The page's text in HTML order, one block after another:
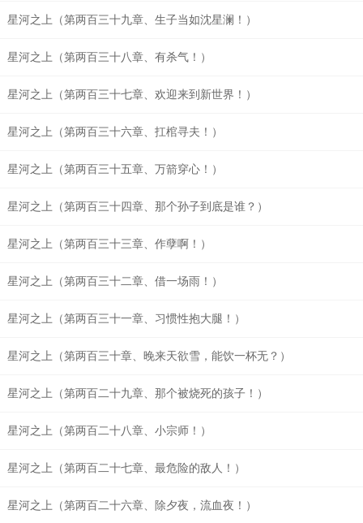
星河之上（第两百三十九章、生子当如沈星澜！）
星河之上（第两百三十八章、有杀气！）
星河之上（第两百三十七章、欢迎来到新世界！）
星河之上（第两百三十六章、扛棺寻夫！）
星河之上（第两百三十五章、万箭穿心！）
星河之上（第两百三十四章、那个孙子到底是谁？）
星河之上（第两百三十三章、作孽啊！）
星河之上（第两百三十二章、借一场雨！）
星河之上（第两百三十一章、习惯性抱大腿！）
星河之上（第两百三十章、晚来天欲雪，能饮一杯无？）
星河之上（第两百二十九章、那个被烧死的孩子！）
星河之上（第两百二十八章、小宗师！）
星河之上（第两百二十七章、最危险的敌人！）
星河之上（第两百二十六章、除夕夜，流血夜！）